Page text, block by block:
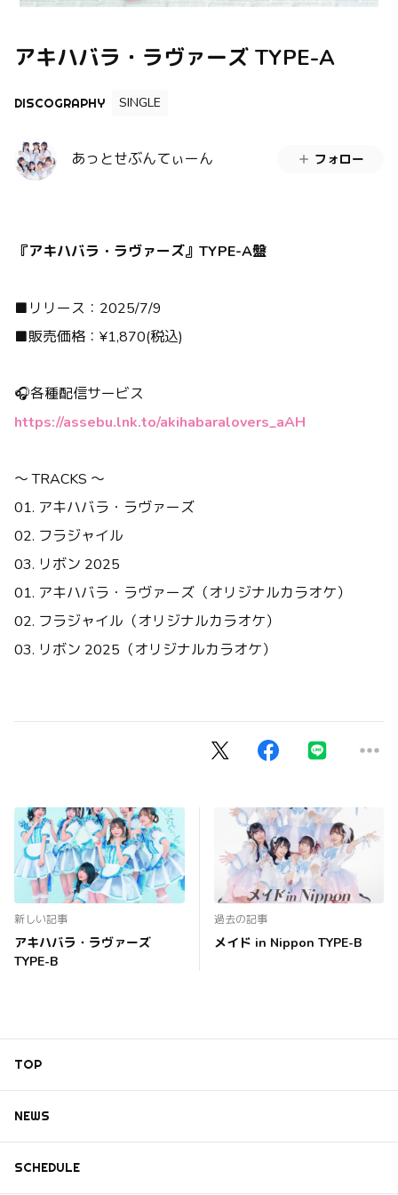
アキハバラ・ラヴァーズ TYPE-A
DISCOGRAPHY SINGLE
あっとせぶんてぃーん フォロー
『アキハバラ・ラヴァーズ』TYPE-A盤
■リリース：2025/7/9
■販売価格：¥1,870(税込)
🎧各種配信サービス
https://assebu.lnk.to/akihabaralovers_aAH
～ TRACKS ～
01. アキハバラ・ラヴァーズ
02. フラジャイル
03. リボン 2025
01. アキハバラ・ラヴァーズ（オリジナルカラオケ）
02. フラジャイル（オリジナルカラオケ）
03. リボン 2025（オリジナルカラオケ）
新しい記事
アキハバラ・ラヴァーズ
TYPE-B
過去の記事
メイド in Nippon TYPE-B
TOP
NEWS
SCHEDULE